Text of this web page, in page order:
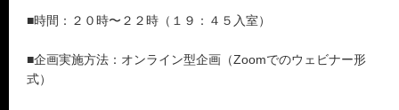
■時間：２０時〜２２時（１９：４５入室）
■企画実施方法：オンライン型企画（Zoomでのウェビナー形
式）